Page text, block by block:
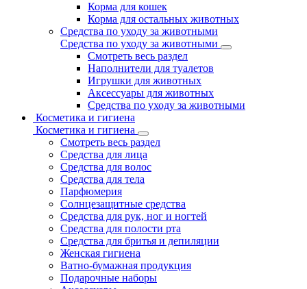
Корма для кошек
Корма для остальных животных
Средства по уходу за животными
Средства по уходу за животными
Смотреть весь раздел
Наполнители для туалетов
Игрушки для животных
Аксессуары для животных
Средства по уходу за животными
Косметика и гигиена
Косметика и гигиена
Смотреть весь раздел
Средства для лица
Средства для волос
Средства для тела
Парфюмерия
Солнцезащитные средства
Средства для рук, ног и ногтей
Средства для полости рта
Средства для бритья и депиляции
Женская гигиена
Ватно-бумажная продукция
Подарочные наборы